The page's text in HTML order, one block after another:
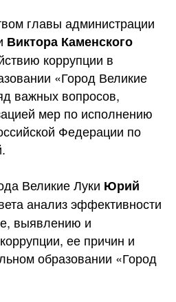
главы администрации
Виктора Каменского
коррупции в
«Город Великие
важных вопросов,
мер по исполнению
Федерации по
Великие Луки Юрий
анализ эффективности
выявлению и
ее причин и
образовании «Город